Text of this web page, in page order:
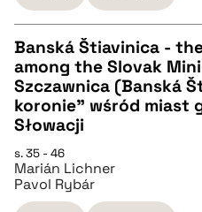
pobierz cytat
CZYSTY TEKST
pobierz cytat
BIBTEX
Banská Štiavinica -
among the Slovak
Szczawnica (Banská
koronie" wśród miast
Słowacji
s. 35 - 46
Marián Lichner
Pavol Rybár